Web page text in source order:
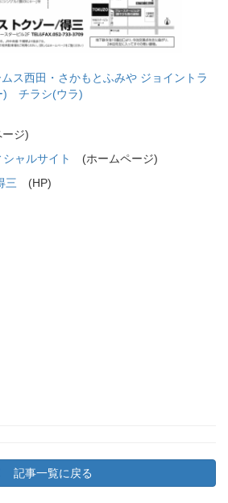
ス西田・さかもとふみや ジョイントラ
) チラシ(ウラ)
ジ)
ャルサイト
(ホームページ)
三 (HP)
記事一覧に戻る